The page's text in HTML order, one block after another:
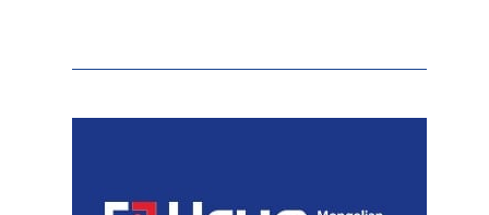
бүртгэл өмнөх оноос 1.3
хайрхны төрийн тахилгад